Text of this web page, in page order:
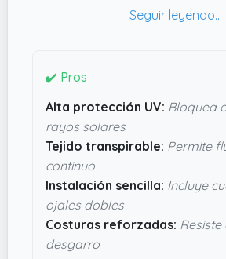
que bloquea hasta un 90% de los
cuerdas de nailon incluidas, por
instalación no debería ser un lío,
reforzadas prometen que
mejor que otros que se quedan
primer uso. Además, no se hunde
que evita que se acumule agua si
exteriores viene de lujo.
toldo que cumple sin más
✔️ Pros
Alta protección UV: Bloquea
rayos solares
Tejido transpirable: Permite
continuo
Instalación sencilla: Incluye
ojales dobles
Costuras reforzadas:
desgarro